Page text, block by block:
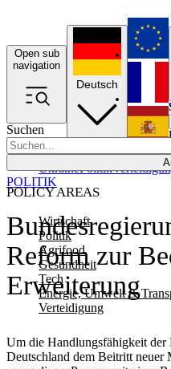
Open sub
navigation
Suchen
POLICY AREAS
Wirtschaft
Politik
Agrifood
Gesundheit
Tech
Energie, Umwelt &
Verteidigung
UkrainePolitik
Deutsch
Reform zur
Erweiterung
Um die Handlungsfähigkeit
Deutschland dem Beitritt neuer
POLITIK